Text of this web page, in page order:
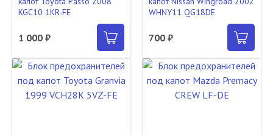
KGC10 1KR-FE
1 000 ₽
WHNY11 QG18DE
700 ₽